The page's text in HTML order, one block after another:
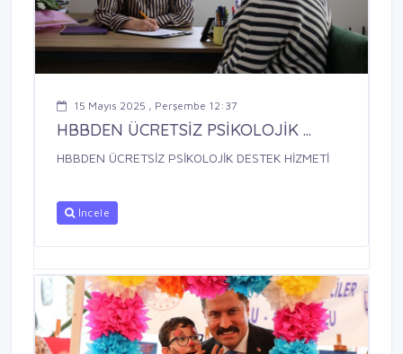
15 Mayıs 2025 , Perşembe 12:37
HBBDEN ÜCRETSİZ PSİKOLOJİK ...
HBBDEN ÜCRETSİZ PSİKOLOJİK DESTEK HİZMETİ
İncele